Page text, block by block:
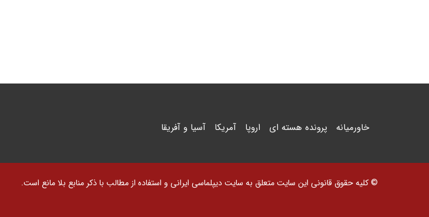
خاورمیانه پرونده هسته ای اروپا آمریکا آسیا و آفریقا
© کلیه حقوق قانونی این سایت متعلق به سایت دیپلماسی ایرانی و استفاده از مطالب با ذکر منابع بلا مانع است.